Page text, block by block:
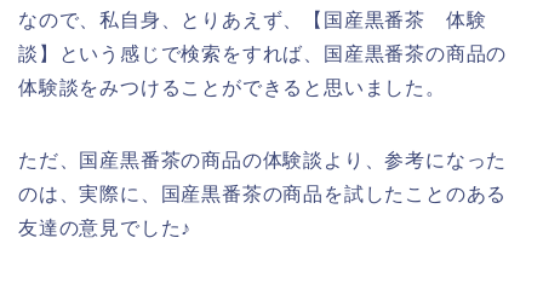
なので、私自身、とりあえず、【国産黒番茶 体験
談】という感じで検索をすれば、国産黒番茶の商品の
体験談をみつけることができると思いました。
ただ、国産黒番茶の商品の体験談より、参考になった
のは、実際に、国産黒番茶の商品を試したことのある
友達の意見でした♪